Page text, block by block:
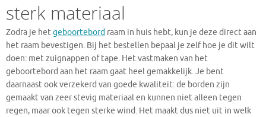
sterk materiaal
Zodra je hetgeboortebord raam in huis hebt, kun je deze direct aan
het raam bevestigen. Bij het bestellen bepaal je zelf hoe je dit wilt
doen: met zuignappen of tape. Het vastmaken van het
geboortebord aan het raam gaat heel gemakkelijk. Je bent
daarnaast ook verzekerd van goede kwaliteit: de borden zijn
gemaakt van zeer stevig materiaal en kunnen niet alleen tegen
regen, maar ook tegen sterke wind. Het maakt dus niet uit in welk